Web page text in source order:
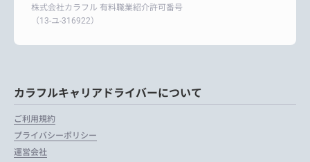
株式会社カラフル 有料職業紹介許可番号
（13-ユ-316922）
カラフルキャリアドライバーについて
ご利用規約
プライバシーポリシー
運営会社